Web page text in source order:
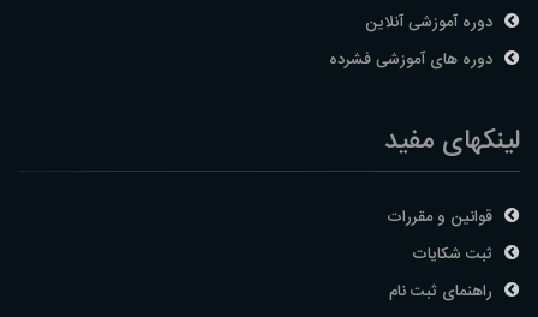
دوره آموزشی آنلاین
دوره های آموزشی فشرده
لینکهای مفید
قوانین و مقررات
ثبت شکایات
راهنمای ثبت نام